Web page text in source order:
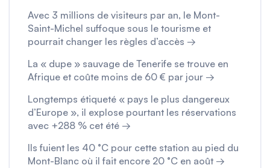
Avec 3 millions de visiteurs par an, le Mont-
Saint-Michel suffoque sous le tourisme et
pourrait changer les règles d’accès →
La « dupe » sauvage de Tenerife se trouve en
Afrique et coûte moins de 60 € par jour →
Longtemps étiqueté « pays le plus dangereux
d’Europe », il explose pourtant les réservations
avec +288 % cet été →
Ils fuient les 40 °C pour cette station au pied du
Mont-Blanc où il fait encore 20 °C en août →